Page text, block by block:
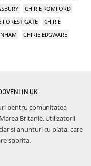
CHIRIE ROMFORD
FOREST GATE
CHIRIE
CHIRIE EDGWARE
IN UK
pentru comunitatea
Britanie. Utilizatorii
si anunturi cu plata, care
sporita.